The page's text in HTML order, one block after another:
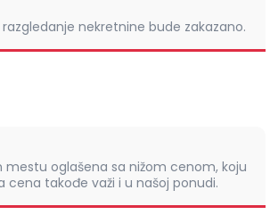
nekretnine bude zakazano.
oglašena sa nižom cenom, koju
cena takođe važi i u našoj ponudi.